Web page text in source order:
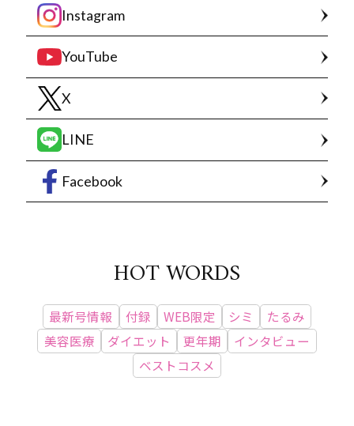
Instagram
YouTube
X
LINE
Facebook
HOT WORDS
最新号情報 付録 WEB限定 シミ
たるみ
美容医療
ダイエット 更年期
インタビュー
ベストコスメ